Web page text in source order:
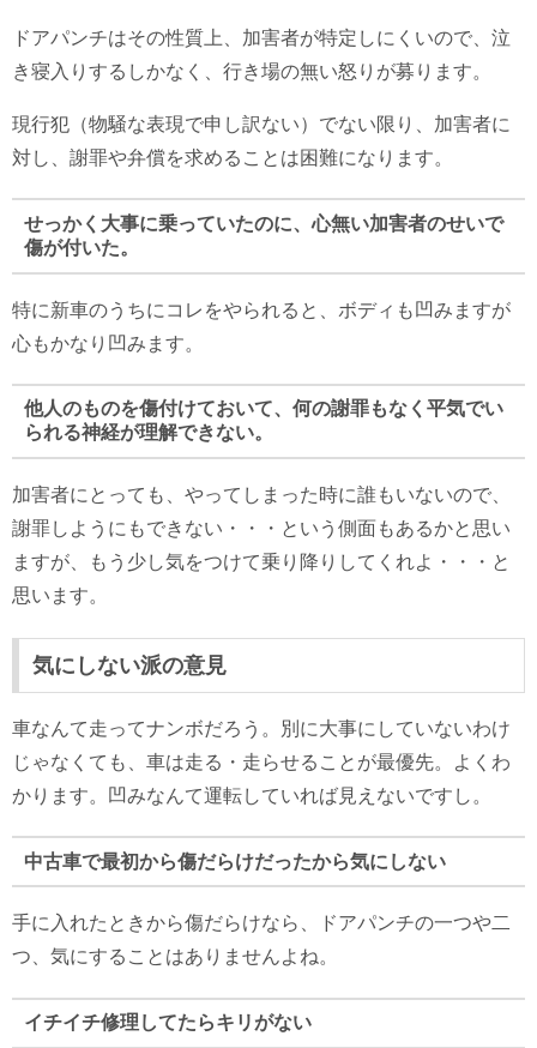
ドアパンチはその性質上、加害者が特定しにくいので、泣
き寝入りするしかなく、行き場の無い怒りが募ります。
現行犯（物騒な表現で申し訳ない）でない限り、加害者に
対し、謝罪や弁償を求めることは困難になります。
せっかく大事に乗っていたのに、心無い加害者のせいで
傷が付いた。
特に新車のうちにコレをやられると、ボディも凹みますが
心もかなり凹みます。
他人のものを傷付けておいて、何の謝罪もなく平気でい
られる神経が理解できない。
加害者にとっても、やってしまった時に誰もいないので、
謝罪しようにもできない・・・という側面もあるかと思い
ますが、もう少し気をつけて乗り降りしてくれよ・・・と
思います。
気にしない派の意見
車なんて走ってナンボだろう。別に大事にしていないわけ
じゃなくても、車は走る・走らせることが最優先。よくわ
かります。凹みなんて運転していれば見えないですし。
中古車で最初から傷だらけだったから気にしない
手に入れたときから傷だらけなら、ドアパンチの一つや二
つ、気にすることはありませんよね。
イチイチ修理してたらキリがない